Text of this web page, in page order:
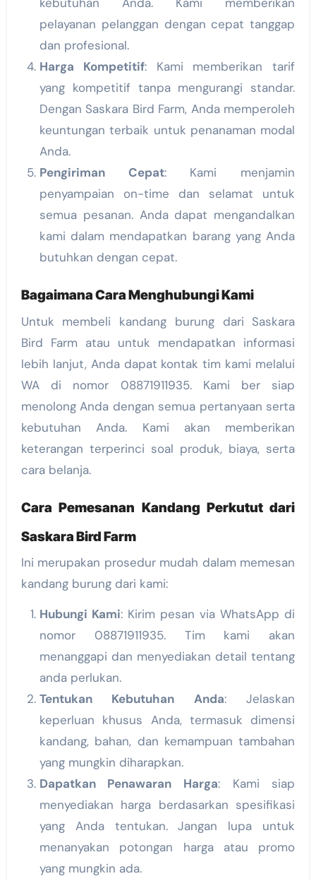
pelayanan pelanggan dengan cepat tanggap
dan profesional.
Harga Kompetitif: Kami memberikan tarif
yang kompetitif tanpa mengurangi standar.
Dengan Saskara Bird Farm, Anda memperoleh
keuntungan terbaik untuk penanaman modal
Anda.
Pengiriman Cepat: Kami menjamin
penyampaian on-time dan selamat untuk
semua pesanan. Anda dapat mengandalkan
kami dalam mendapatkan barang yang Anda
butuhkan dengan cepat.
Bagaimana Cara Menghubungi Kami
Untuk membeli kandang burung dari Saskara
Bird Farm atau untuk mendapatkan informasi
lebih lanjut, Anda dapat kontak tim kami melalui
WA di nomor 08871911935. Kami ber siap
menolong Anda dengan semua pertanyaan serta
kebutuhan Anda. Kami akan memberikan
keterangan terperinci soal produk, biaya, serta
cara belanja.
Cara Pemesanan Kandang Perkutut dari
Saskara Bird Farm
Ini merupakan prosedur mudah dalam memesan
kandang burung dari kami:
Hubungi Kami: Kirim pesan via WhatsApp di
nomor 08871911935. Tim kami akan
menanggapi dan menyediakan detail tentang
anda perlukan.
Tentukan Kebutuhan Anda: Jelaskan
keperluan khusus Anda, termasuk dimensi
kandang, bahan, dan kemampuan tambahan
yang mungkin diharapkan.
Dapatkan Penawaran Harga: Kami siap
menyediakan harga berdasarkan spesifikasi
yang Anda tentukan. Jangan lupa untuk
menanyakan potongan harga atau promo
yang mungkin ada.